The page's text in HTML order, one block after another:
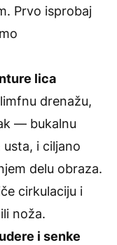
Prvo isprobaj
lica
drenažu,
— bukalnu
i ciljano
delu obraza.
cirkulaciju i
noža.
i senke